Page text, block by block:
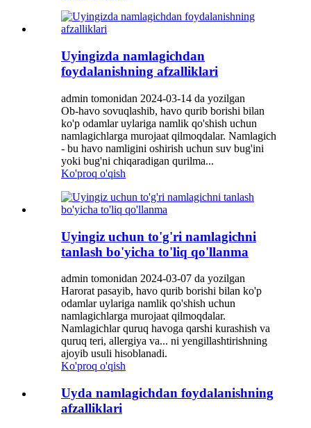
Uyingizda namlagichdan
foydalanishning afzalliklari
admin tomonidan 2024-03-14 da yozilgan
Ob-havo sovuqlashib, havo qurib borishi bilan
ko'p odamlar uylariga namlik qo'shish uchun
namlagichlarga murojaat qilmoqdalar. Namlagich
- bu havo namligini oshirish uchun suv bug'ini
yoki bug'ni chiqaradigan qurilma...
Ko'proq o'qish
Uyingiz uchun to'g'ri namlagichni
tanlash bo'yicha to'liq qo'llanma
admin tomonidan 2024-03-07 da yozilgan
Harorat pasayib, havo qurib borishi bilan ko'p
odamlar uylariga namlik qo'shish uchun
namlagichlarga murojaat qilmoqdalar.
Namlagichlar quruq havoga qarshi kurashish va
quruq teri, allergiya va... ni yengillashtirishning
ajoyib usuli hisoblanadi.
Ko'proq o'qish
Uyda namlagichdan foydalanishning
afzalliklari